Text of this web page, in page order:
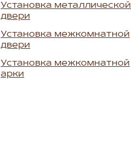
Установка металлической
двери
Установка межкомнатной
двери
Установка межкомнатной
арки